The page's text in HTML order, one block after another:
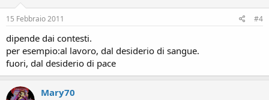
15 Febbraio 2011 #4
dipende dai contesti.
per esempio:al lavoro, dal desiderio di sangue.
fuori, dal desiderio di pace
Mary70